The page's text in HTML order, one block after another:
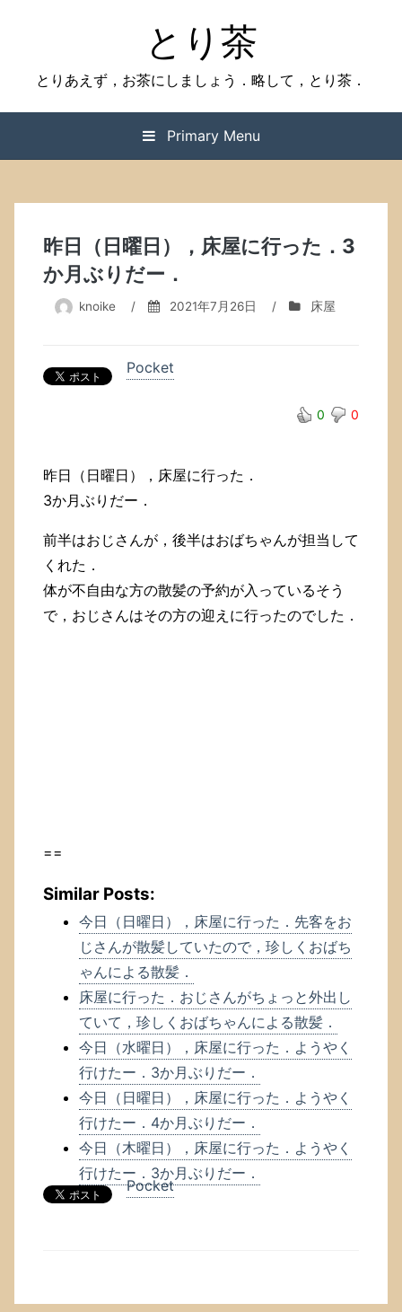
とり茶
とりあえず，お茶にしましょう．略して，とり茶．
Primary Menu
昨日（日曜日），床屋に行った．3
か月ぶりだー．
knoike / 2021年7月26日 / 床屋
Pocket
0 0
昨日（日曜日），床屋に行った．
3か月ぶりだー．
前半はおじさんが，後半はおばちゃんが担当して
くれた．
体が不自由な方の散髪の予約が入っているそう
で，おじさんはその方の迎えに行ったのでした．
==
Similar Posts:
今日（日曜日），床屋に行った．先客をお
じさんが散髪していたので，珍しくおばち
ゃんによる散髪．
床屋に行った．おじさんがちょっと外出し
ていて，珍しくおばちゃんによる散髪．
今日（水曜日），床屋に行った．ようやく
行けたー．3か月ぶりだー．
今日（日曜日），床屋に行った．ようやく
行けたー．4か月ぶりだー．
今日（木曜日），床屋に行った．ようやく
行けたー．3か月ぶりだー．
Pocket